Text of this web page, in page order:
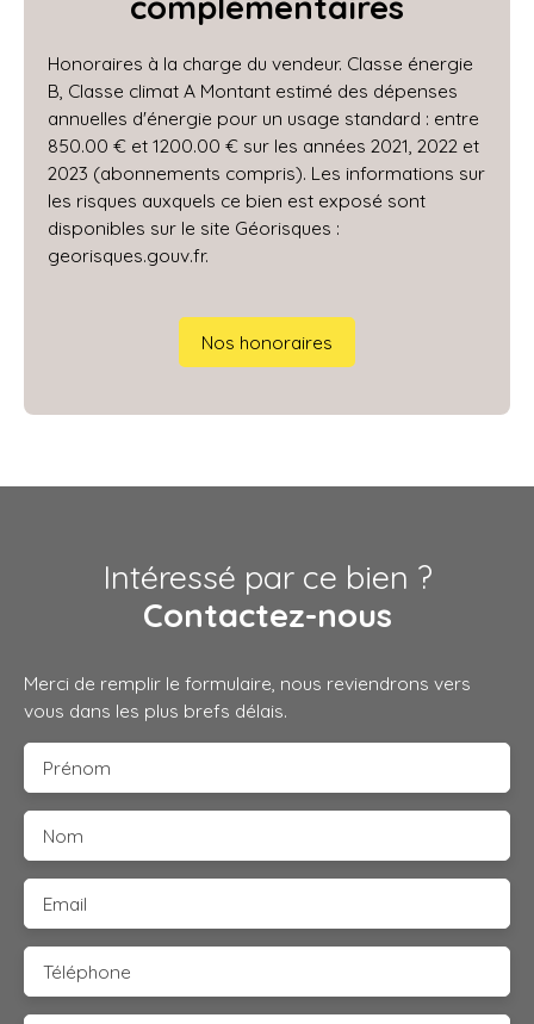
Honoraires à la charge du vendeur. Classe énergie
B, Classe climat A Montant estimé des dépenses
annuelles d'énergie pour un usage standard : entre
850.00 € et 1200.00 € sur les années 2021, 2022 et
2023 (abonnements compris). Les informations sur
les risques auxquels ce bien est exposé sont
disponibles sur le site Géorisques :
georisques.gouv.fr.
Nos honoraires
Intéressé par ce bien ?
Contactez-nous
Merci de remplir le formulaire, nous reviendrons vers
vous dans les plus brefs délais.
Prénom
Nom
Email
Téléphone